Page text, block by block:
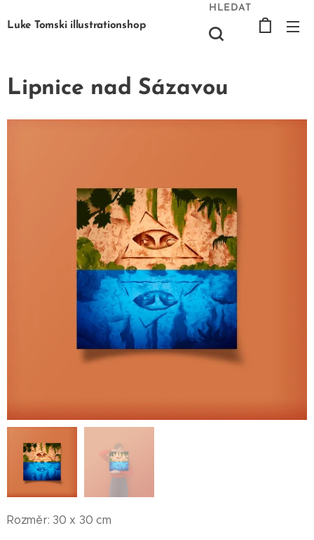
Luke Tomski illustrationshop
HLEDAT
Lipnice nad Sázavou
Rozměr: 30 x 30 cm